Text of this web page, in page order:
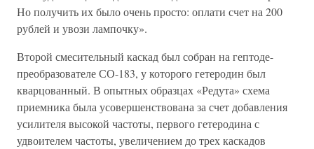
Но получить их было очень просто: оплати счет на 200
рублей и увози лампочку».
Второй смесительный каскад был собран на гептоде-
преобразователе СО-183, у которого гетеродин был
кварцованный. В опытных образцах «Редута» схема
приемника была усовершенствована за счет добавления
усилителя высокой частоты, первого гетеродина с
удвоителем частоты, увеличением до трех каскадов